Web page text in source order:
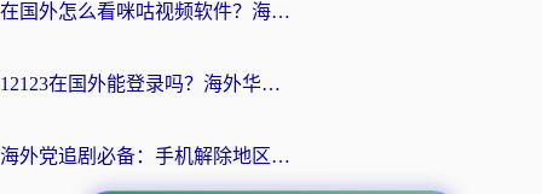
在国外怎么看咪咕视频软件？海外党亲测有效的回国加速方案
12123在国外能登录吗？海外华人必看的回国加速实用指南
海外党追剧必备：手机解除地区限制app怎么选？解决央视视频&国内剧地区限制全指南